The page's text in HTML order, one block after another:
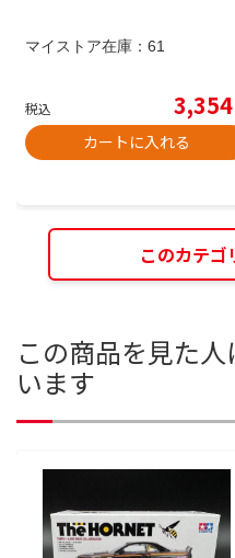
マイストア在庫： 61
税込 3,354
カートに入れる
このカテゴ
この商品を見た
います